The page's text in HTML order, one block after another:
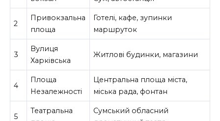
2
Привокзальна
площа
Готелі, кафе, зупинки
маршруток
3
Вулиця
Харківська
Житлові будинки, магазини
4
Площа
Незалежності
Центральна площа міста,
міська рада, фонтан
5
Театральна
Сумський обласний